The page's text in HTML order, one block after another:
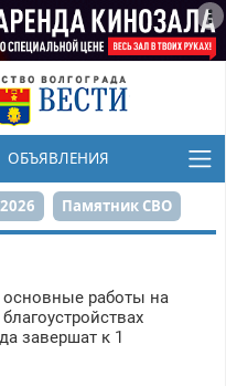
ОБЪЯВЛЕНИЯ
Памятник СВО
Реконструкция ЦПКиО
Героев-летчиков
основные работы на
завершат к 1